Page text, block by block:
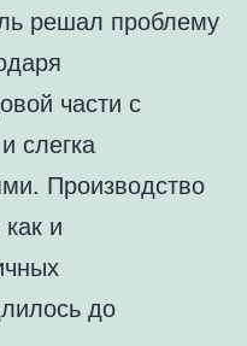
решал проблему
части с
слегка
Производство
и
до